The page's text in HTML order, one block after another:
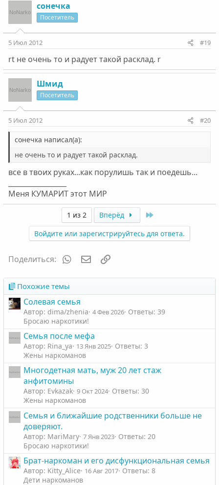
сонечка
Посетитель
5 Июл 2012 #19
rt не очень то и радует такой расклад. r
Шмид
Посетитель
5 Июл 2012 #20
сонечка написал(а):
не очень то и радует такой расклад.
все в твоих руках...как порулишь так и поедешь...
Меня КУМАРИТ этот МИР
1 из 2 Вперёд
Войдите или зарегистрируйтесь для ответа.
Поделиться: WhatsAppЭлектронная почта
Похожие темы
Солевая семья
Автор: dima/zhenia 4 Фев 2026 Ответы: 39
Бросаю наркотики!
Семья после мефа
Автор: Rina_ya 13 Янв 2025 Ответы: 3
Жены наркоманов
Многодетная мать, муж 20 лет стаж
анфитомины
Автор: Evkazak 9 Окт 2024 Ответы: 30
Жены наркоманов
Семья и ближайшие родственники больше не
доверяют.
Автор: MariMary 7 Янв 2023 Ответы: 20
Бросаю наркотики!
Брат-наркоман и его дисфункциональная семья
Автор: Kitty_Alice 16 Авг 2017 Ответы: 8
Дети наркоманов